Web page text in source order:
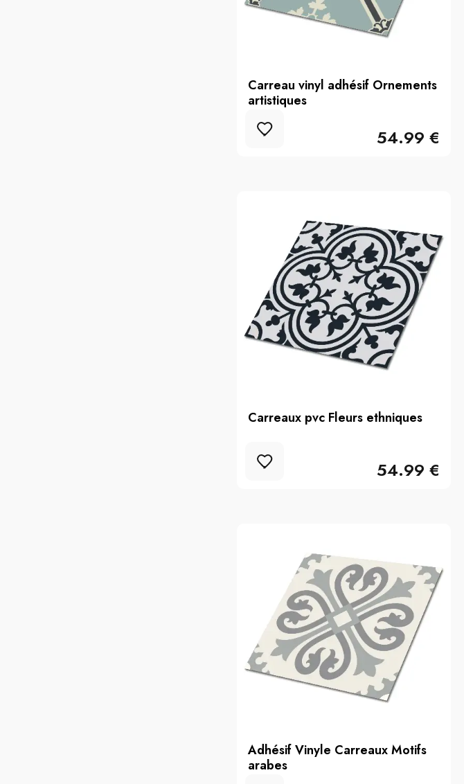
Carreau vinyl adhésif Ornements
artistiques
54.99 €
Carreaux pvc Fleurs ethniques
54.99 €
Adhésif Vinyle Carreaux Motifs
arabes